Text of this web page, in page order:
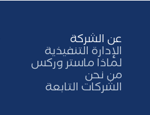
عن الشركة
الإدارة التنفيذية
لماذا ماستر وركس
من نحن
الشركات التابعة